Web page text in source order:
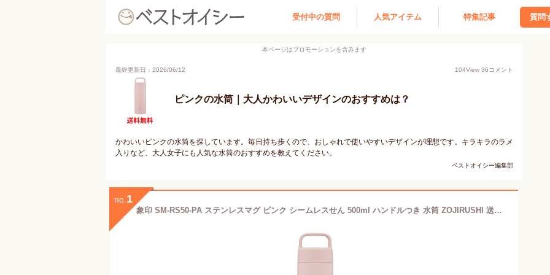
受付中の質問 人気アイテム 特集記事 質問
本ページはプロモーションを含みます
最終更新日：2026/06/12 104View 36コメント
ピンクの水筒｜大人かわいいデザインのおすすめは？
かわいいピンクの水筒を探しています。毎日持ち歩くので、おしゃれで使いやすいデザインが理想です。キラキラのラメ
入りなど、大人女子にも人気な水筒のおすすめを教えてください。
ベストオイシー編集部
no. 1
象印 SM-RS50-PA ステンレスマグ ピンク シームレスせん 500ml ハンドルつき 水筒 ZOJIRUSHI 送料無料 【SK05595】